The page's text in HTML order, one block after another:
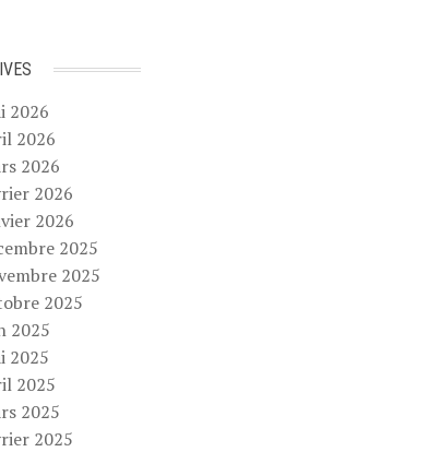
2026
2026
2026
2026
2026
2025
2025
2025
2025
2025
2025
2025
2025